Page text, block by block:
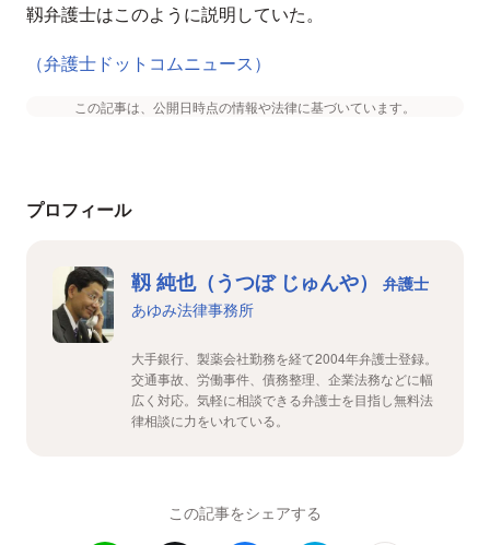
靱弁護士はこのように説明していた。
（弁護士ドットコムニュース）
この記事は、公開日時点の情報や法律に基づいています。
プロフィール
靱 純也（うつぼ じゅんや）
弁護士
あゆみ法律事務所
大手銀行、製薬会社勤務を経て2004年弁護士登録。
交通事故、労働事件、債務整理、企業法務などに幅
広く対応。気軽に相談できる弁護士を目指し無料法
律相談に力をいれている。
この記事をシェアする